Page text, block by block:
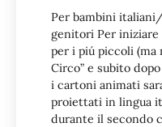
Per bambini
genitori Per
per i piú piccoli (ma
Circo” e subito dopo
i cartoni animati
proiettati in lingua
durante il secondo